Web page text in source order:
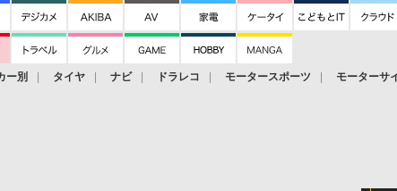
ー別 タイヤ ナビ ドラレコ モータースポーツ モーターサ